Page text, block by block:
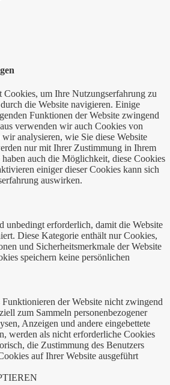
Cookies, um Ihre Nutzungserfahrung zu
die Website navigieren. Einige
Funktionen der Website zwingend
verwenden wir auch Cookies von
analysieren, wie Sie diese Website
nur mit Ihrer Zustimmung in Ihrem
auch die Möglichkeit, diese Cookies
einiger dieser Cookies kann sich
auswirken.
unbedingt erforderlich, damit die Website
Diese Kategorie enthält nur Cookies,
und Sicherheitsmerkmale der Website
speichern keine persönlichen
der Website nicht zwingend
zum Sammeln personenbezogener
Anzeigen und andere eingebettete
werden als nicht erforderliche Cookies
die Zustimmung des Benutzers
auf Ihrer Website ausgeführt